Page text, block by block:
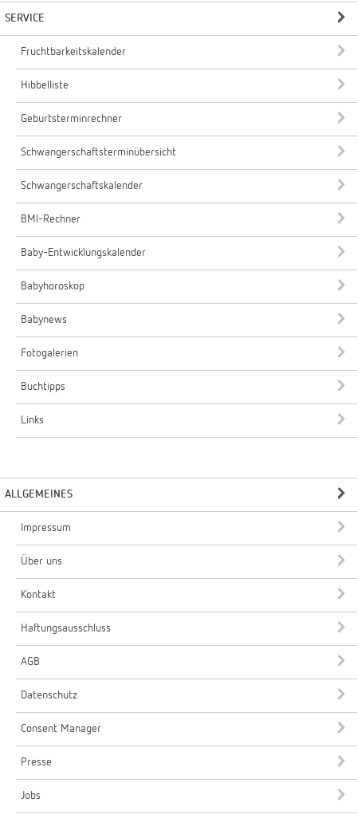
SERVICE
Fruchtbarkeitskalender
Hibbelliste
Geburtsterminrechner
Schwangerschaftsterminübersicht
Schwangerschaftskalender
BMI-Rechner
Baby-Entwicklungskalender
Babyhoroskop
Babynews
Fotogalerien
Buchtipps
Links
ALLGEMEINES
Impressum
Über uns
Kontakt
Haftungsausschluss
AGB
Datenschutz
Consent Manager
Presse
Jobs